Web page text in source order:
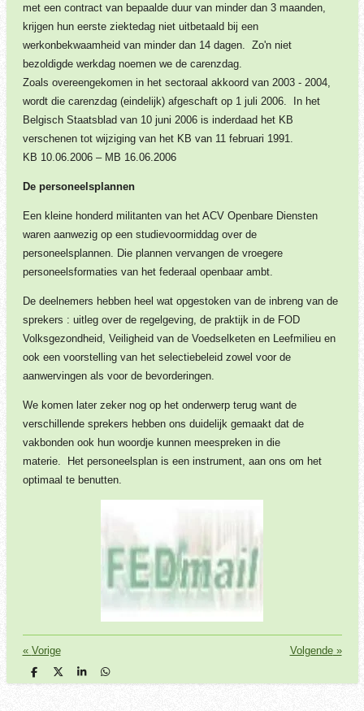
met een contract van bepaalde duur van minder dan 3 maanden,
krijgen hun eerste ziektedag niet uitbetaald bij een
werkonbekwaamheid van minder dan 14 dagen. Zo'n niet
bezoldigde werkdag noemen we de carenzdag.
Zoals overeengekomen in het sectoraal akkoord van 2003 - 2004,
wordt die carenzdag (eindelijk) afgeschaft op 1 juli 2006. In het
Belgisch Staatsblad van 10 juni 2006 is inderdaad het KB
verschenen tot wijziging van het KB van 11 februari 1991.
KB 10.06.2006 – MB 16.06.2006
De personeelsplannen
Een kleine honderd militanten van het ACV Openbare Diensten
waren aanwezig op een studievoormiddag over de
personeelsplannen. Die plannen vervangen de vroegere
personeelsformaties van het federaal openbaar ambt.
De deelnemers hebben heel wat opgestoken van de inbreng van de
sprekers : uitleg over de regelgeving, de praktijk in de FOD
Volksgezondheid, Veiligheid van de Voedselketen en Leefmilieu en
ook een voorstelling van het selectiebeleid zowel voor de
aanwervingen als voor de bevorderingen.
We komen later zeker nog op het onderwerp terug want de
verschillende sprekers hebben ons duidelijk gemaakt dat de
vakbonden ook hun woordje kunnen meespreken in die
materie.
Het personeelsplan is een instrument, aan ons om het
optimaal te benutten.
« Vorige Volgende»
D
e
D
e
S
h
D
e